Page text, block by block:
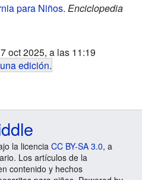
para Niños. Enciclopedia
oct 2025, a las 11:19
edición.
la licencia CC BY-SA 3.0, a
Los artículos de la
contenido y hechos